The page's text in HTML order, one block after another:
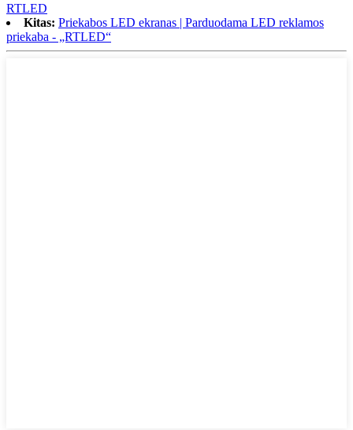
RTLED
Kitas: Priekabos LED ekranas | Parduodama LED reklamos
priekaba - „RTLED“